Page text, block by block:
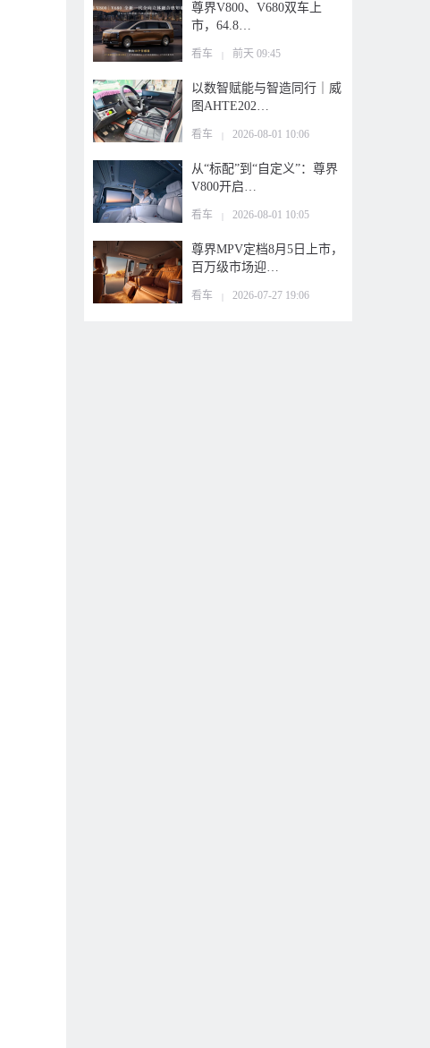
尊界V800、V680双车上
市，64.8…
看车 前天 09:45
以数智赋能与智造同行｜威
图AHTE202…
看车 2026-08-01 10:06
从“标配”到“自定义”：尊界
V800开启…
看车 2026-08-01 10:05
尊界MPV定档8月5日上市，
百万级市场迎…
看车 2026-07-27 19:06